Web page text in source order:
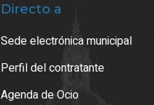
Directo a
Sede electrónica municipal
Perfil del contratante
Agenda de Ocio